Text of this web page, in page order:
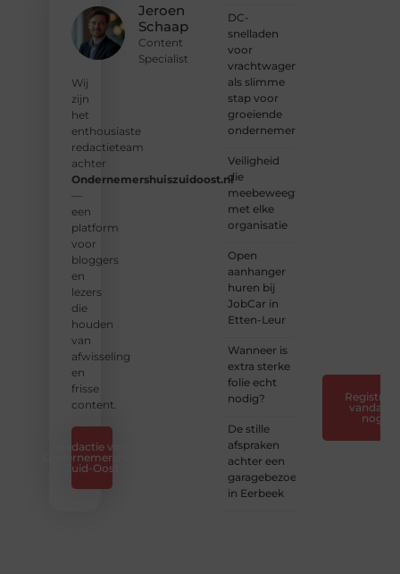
Jeroen
Schaap
Content
Specialist
Wij
zijn
het
enthousiaste
redactieteam
achter
Ondernemershuiszuidoost.nl
—
een
platform
voor
bloggers
en
lezers
die
houden
van
afwisseling
en
frisse
content.
Redactie van
Ondernemershuis
Zuid-Oost
DC-
snelladen
voor
vrachtwagens
als slimme
stap voor
groeiende
ondernemers
Veiligheid
die
meebeweegt
met elke
organisatie
Open
aanhanger
huren bij
JobCar in
Etten-Leur
Wanneer is
extra sterke
folie echt
nodig?
De stille
afspraken
achter een
garagebezoek
in Eerbeek
Registreer
vandaag
nog